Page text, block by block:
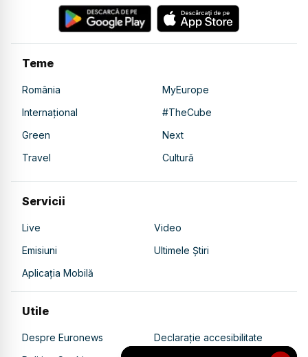
Teme
România
MyEurope
Internațional
#TheCube
Green
Next
Travel
Cultură
Servicii
Live
Video
Emisiuni
Ultimele Știri
Aplicația Mobilă
Utile
Despre Euronews
Declarație accesibilitate